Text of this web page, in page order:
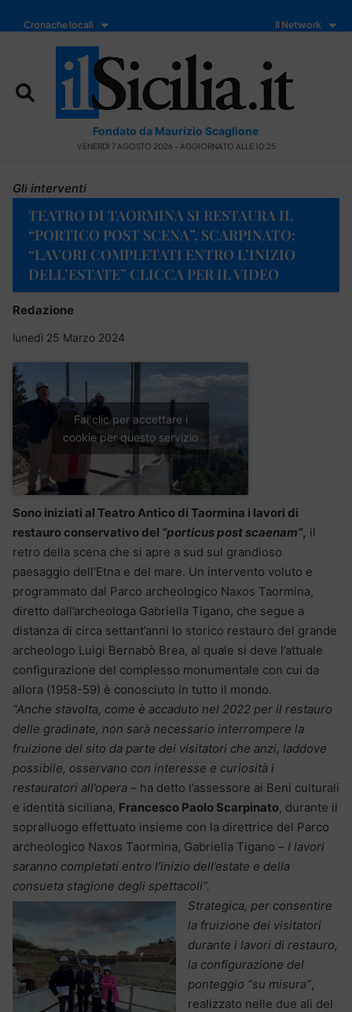
Cronache locali Il Network
Fondato da Maurizio Scaglione
VENERDÌ 7 AGOSTO 2026 - AGGIORNATO ALLE 10:25
Gli interventi
TEATRO DI TAORMINA SI RESTAURA IL
“PORTICO POST SCENA”. SCARPINATO:
“LAVORI COMPLETATI ENTRO L’INIZIO
DELL’ESTATE” CLICCA PER IL VIDEO
Redazione
lunedì 25 Marzo 2024
Fai clic per accettare i
cookie per questo servizio
Sono iniziati al Teatro Antico di Taormina i lavori di
restauro conservativo del “porticus post scaenam”, il
retro della scena che si apre a sud sul grandioso
paesaggio dell’Etna e del mare. Un intervento voluto e
programmato dal Parco archeologico Naxos Taormina,
diretto dall’archeologa Gabriella Tigano, che segue a
distanza di circa settant’anni lo storico restauro del grande
archeologo Luigi Bernabò Brea, al quale si deve l’attuale
configurazione del complesso monumentale con cui da
allora (1958-59) è conosciuto in tutto il mondo.
“Anche stavolta, come è accaduto nel 2022 per il restauro
delle gradinate, non sarà necessario interrompere la
fruizione del sito da parte dei visitatori che anzi, laddove
possibile, osservano con interesse e curiosità i
restauratori all’opera – ha detto l’assessore ai Beni culturali
e identità siciliana, Francesco Paolo Scarpinato, durante il
sopralluogo effettuato insieme con la direttrice del Parco
archeologico Naxos Taormina, Gabriella Tigano – I lavori
saranno completati entro l’inizio dell’estate e della
consueta stagione degli spettacoli”.
Strategica, per consentire
la fruizione dei visitatori
durante i lavori di restauro,
la configurazione del
ponteggio “su misura”,
realizzato nelle due ali del